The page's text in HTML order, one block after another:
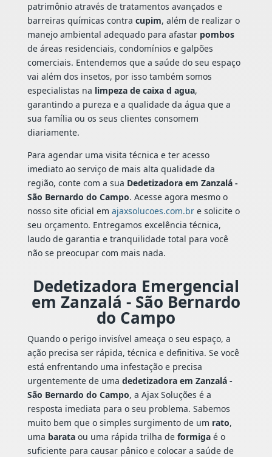
patrimônio através de tratamentos avançados e
barreiras químicas contra cupim, além de realizar o
manejo ambiental adequado para afastar pombos
de áreas residenciais, condomínios e galpões
comerciais. Entendemos que a saúde do seu espaço
vai além dos insetos, por isso também somos
especialistas na limpeza de caixa d agua,
garantindo a pureza e a qualidade da água que a
sua família ou os seus clientes consomem
diariamente.
Para agendar uma visita técnica e ter acesso
imediato ao serviço de mais alta qualidade da
região, conte com a sua Dedetizadora em Zanzalá -
São Bernardo do Campo. Acesse agora mesmo o
nosso site oficial em ajaxsolucoes.com.bre solicite o
seu orçamento. Entregamos excelência técnica,
laudo de garantia e tranquilidade total para você
não se preocupar com mais nada.
Dedetizadora Emergencial
em Zanzalá - São Bernardo
do Campo
Quando o perigo invisível ameaça o seu espaço, a
ação precisa ser rápida, técnica e definitiva. Se você
está enfrentando uma infestação e precisa
urgentemente de uma dedetizadora em Zanzalá -
São Bernardo do Campo, a Ajax Soluções é a
resposta imediata para o seu problema. Sabemos
muito bem que o simples surgimento de um rato,
uma barataou uma rápida trilha de formigaé o
suficiente para causar pânico e colocar a saúde de